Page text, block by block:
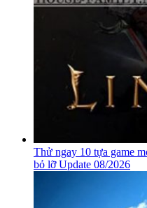
Thử ngay 10 tựa game
bỏ lỡ Update 08/2026